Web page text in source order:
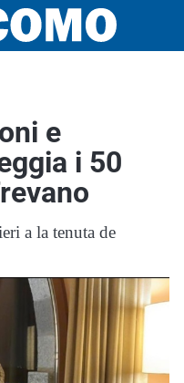
e
i 50
a la tenuta de